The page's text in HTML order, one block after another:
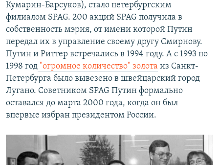
Кумарин-Барсуков), стало петербургским
филиалом SPAG. 200 акций SPAG получила в
собственность мэрия, от имени которой Путин
передал их в управление своему другу Смирнову.
Путин и Риттер встречались в 1994 году. А с 1993 по
1998 год "огромное количество" золота из Санкт-
Петербурга было вывезено в швейцарский город
Лугано. Советником SPAG Путин формально
оставался до марта 2000 года, когда он был
впервые избран президентом России.